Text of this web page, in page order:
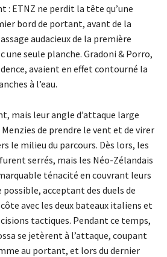
: ETNZ ne perdit la tête qu’une
bord de portant, avant de la
audacieux de la première
une seule planche. Gradoni & Porro,
avaient en effet contourné la
à l’eau.
mais leur angle d’attaque large
de prendre le vent et de virer
le milieu du parcours. Dès lors, les
serrés, mais les Néo-Zélandais
ténacité en couvrant leurs
acceptant des duels de
avec les deux bateaux italiens et
tactiques. Pendant ce temps,
se jetèrent à l’attaque, coupant
au portant, et lors du dernier